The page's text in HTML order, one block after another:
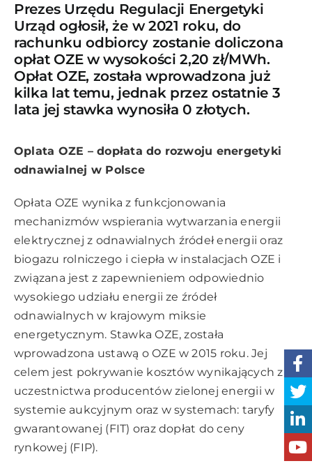
Prezes Urzędu Regulacji Energetyki
Urząd ogłosił, że w 2021 roku, do
rachunku odbiorcy zostanie doliczona
opłat OZE w wysokości 2,20 zł/MWh.
Opłat OZE, została wprowadzona już
kilka lat temu, jednak przez ostatnie 3
lata jej stawka wynosiła 0 złotych.
Oplata OZE – dopłata do rozwoju energetyki
odnawialnej w Polsce
Opłata OZE wynika z funkcjonowania
mechanizmów wspierania wytwarzania energii
elektrycznej z odnawialnych źródeł energii oraz
biogazu rolniczego i ciepła w instalacjach OZE i
związana jest z zapewnieniem odpowiednio
wysokiego udziału energii ze źródeł
odnawialnych w krajowym miksie
energetycznym. Stawka OZE, została
wprowadzona ustawą o OZE w 2015 roku. Jej
celem jest pokrywanie kosztów wynikających z
uczestnictwa producentów zielonej energii w
systemie aukcyjnym oraz w systemach: taryfy
gwarantowanej (FIT) oraz dopłat do ceny
rynkowej (FIP).